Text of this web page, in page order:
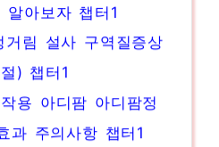
아보자 챕터1
림 설사 구역질증상
) 챕터1
용 아디팜 아디팜정
과 주의사항 챕터1